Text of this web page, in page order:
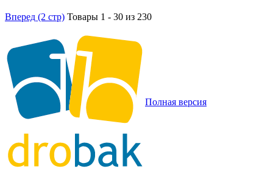
Вперед (2 стр) Товары 1 - 30 из 230
Полная версия